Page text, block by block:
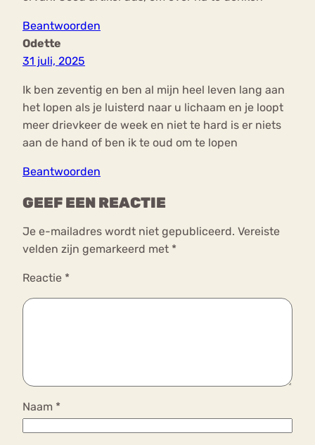
Beantwoorden
Odette
31 juli, 2025
Ik ben zeventig en ben al mijn heel leven lang aan
het lopen als je luisterd naar u lichaam en je loopt
meer drievkeer de week en niet te hard is er niets
aan de hand of ben ik te oud om te lopen
Beantwoorden
GEEF EEN REACTIE
Je e-mailadres wordt niet gepubliceerd. Vereiste
velden zijn gemarkeerd met *
Reactie *
Naam *